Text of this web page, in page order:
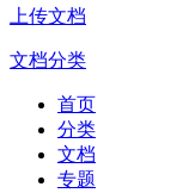
上传文档
文档分类
首页
分类
文档
专题